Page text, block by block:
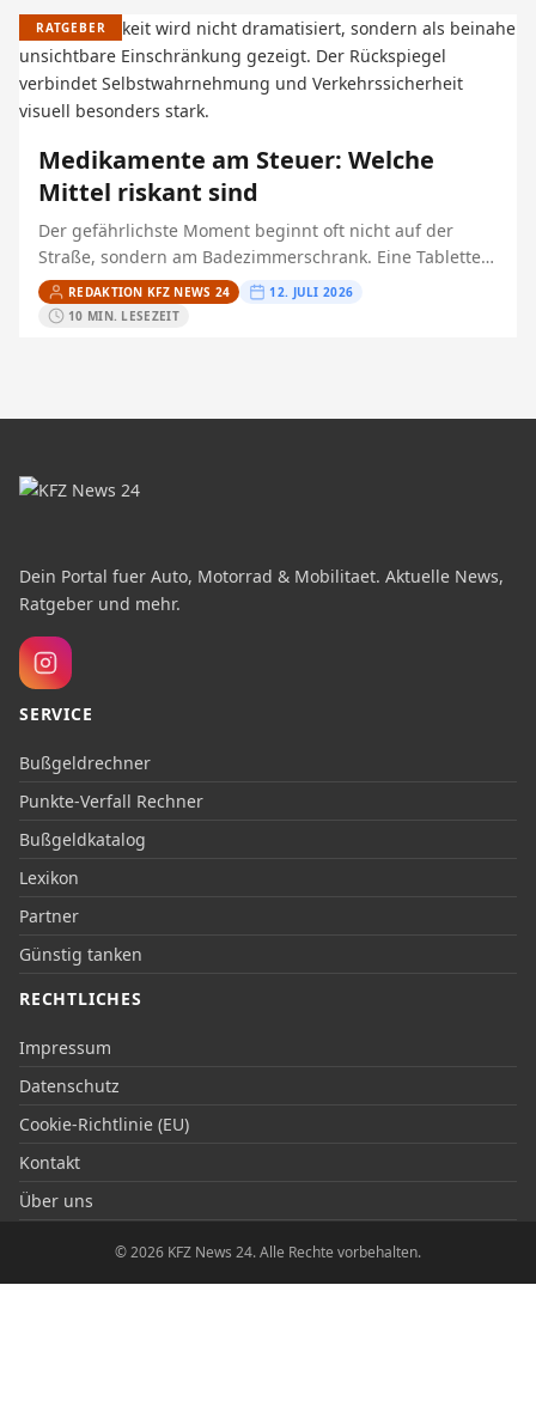
RATGEBER
Medikamente am Steuer: Welche
Mittel riskant sind
Der gefährlichste Moment beginnt oft nicht auf der
Straße, sondern am Badezimmerschrank. Eine Tablette
gegen Heuschnupfen, ein Hustensaft vor der Arbeit, ein
neues Schmerzmittel nach…
REDAKTION KFZ NEWS 24
12. JULI 2026
10 MIN. LESEZEIT
Dein Portal fuer Auto, Motorrad & Mobilitaet. Aktuelle News,
Ratgeber und mehr.
SERVICE
Bußgeldrechner
Punkte-Verfall Rechner
Bußgeldkatalog
Lexikon
Partner
Günstig tanken
RECHTLICHES
Impressum
Datenschutz
Cookie-Richtlinie (EU)
Kontakt
Über uns
© 2026 KFZ News 24. Alle Rechte vorbehalten.